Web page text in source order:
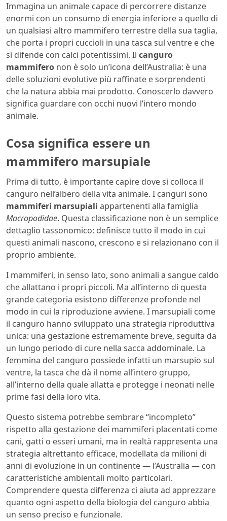
Immagina un animale capace di percorrere distanze
enormi con un consumo di energia inferiore a quello di
un qualsiasi altro mammifero terrestre della sua taglia,
che porta i propri cuccioli in una tasca sul ventre e che
si difende con calci potentissimi. Il canguro
mammifero non è solo un’icona dell’Australia: è una
delle soluzioni evolutive più raffinate e sorprendenti
che la natura abbia mai prodotto. Conoscerlo davvero
significa guardare con occhi nuovi l’intero mondo
animale.
Cosa significa essere un
mammifero marsupiale
Prima di tutto, è importante capire dove si colloca il
canguro nell’albero della vita animale. I canguri sono
mammiferi marsupiali appartenenti alla famiglia
Macropodidae. Questa classificazione non è un semplice
dettaglio tassonomico: definisce tutto il modo in cui
questi animali nascono, crescono e si relazionano con il
proprio ambiente.
I mammiferi, in senso lato, sono animali a sangue caldo
che allattano i propri piccoli. Ma all’interno di questa
grande categoria esistono differenze profonde nel
modo in cui la riproduzione avviene. I marsupiali come
il canguro hanno sviluppato una strategia riproduttiva
unica: una gestazione estremamente breve, seguita da
un lungo periodo di cure nella sacca addominale. La
femmina del canguro possiede infatti un marsupio sul
ventre, la tasca che dà il nome all’intero gruppo,
all’interno della quale allatta e protegge i neonati nelle
prime fasi della loro vita.
Questo sistema potrebbe sembrare “incompleto”
rispetto alla gestazione dei mammiferi placentati come
cani, gatti o esseri umani, ma in realtà rappresenta una
strategia altrettanto efficace, modellata da milioni di
anni di evoluzione in un continente — l’Australia — con
caratteristiche ambientali molto particolari.
Comprendere questa differenza ci aiuta ad apprezzare
quanto ogni aspetto della biologia del canguro abbia
un senso preciso e funzionale.